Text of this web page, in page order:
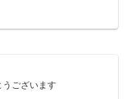
ございます